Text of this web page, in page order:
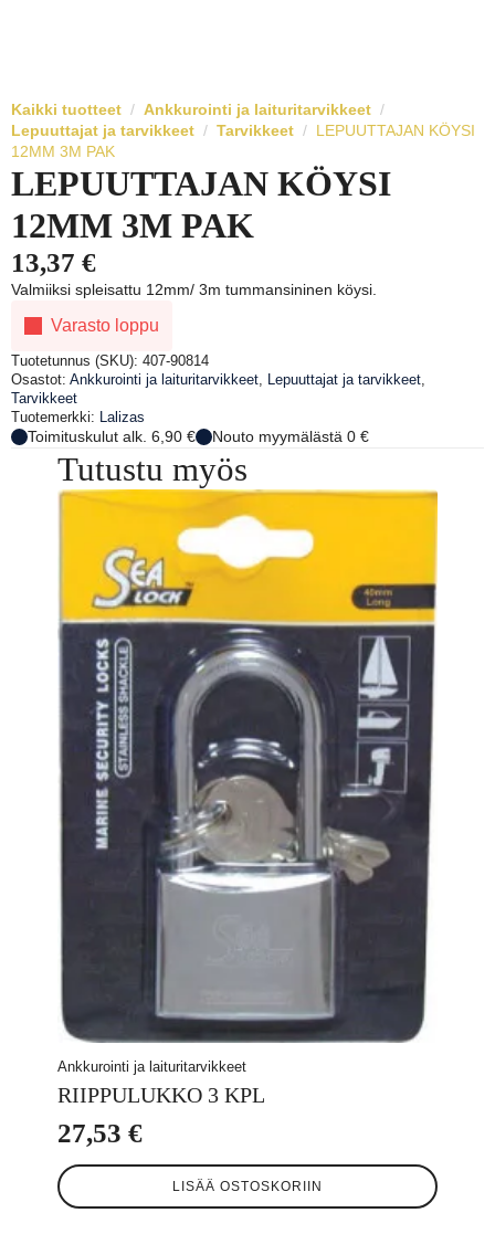
Kaikki tuotteet
Ankkurointi ja laituritarvikkeet
Lepuuttajat ja tarvikkeet
Tarvikkeet
LEPUUTTAJAN KÖYSI
12MM 3M PAK
LEPUUTTAJAN KÖYSI
12MM 3M PAK
13,37 €
Valmiiksi spleisattu 12mm/ 3m tummansininen köysi.
Varasto loppu
Tuotetunnus (SKU): 407-90814
Osastot: Ankkurointi ja laituritarvikkeet Lepuuttajat ja tarvikkeet
Tarvikkeet
Tuotemerkki:
Lalizas
Toimituskulut alk. 6,90 € Nouto myymälästä 0 €
Tutustu myös
Ankkurointi ja laituritarvikkeet
RIIPPULUKKO 3 KPL
27,53 €
LISÄÄ OSTOSKORIIN